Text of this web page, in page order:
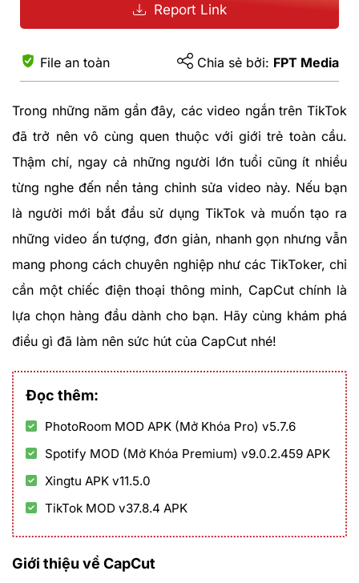
Report Link
File an toàn Chia sẻ bởi: FPT Media
Trong những năm gần đây, các video ngắn trên TikTok
đã trở nên vô cùng quen thuộc với giới trẻ toàn cầu.
Thậm chí, ngay cả những người lớn tuổi cũng ít nhiều
từng nghe đến nền tảng chỉnh sửa video này. Nếu bạn
là người mới bắt đầu sử dụng TikTok và muốn tạo ra
những video ấn tượng, đơn giản, nhanh gọn nhưng vẫn
mang phong cách chuyên nghiệp như các TikToker, chỉ
cần một chiếc điện thoại thông minh, CapCut chính là
lựa chọn hàng đầu dành cho bạn. Hãy cùng khám phá
điều gì đã làm nên sức hút của CapCut nhé!
Đọc thêm:
PhotoRoom MOD APK (Mở Khóa Pro) v5.7.6
Spotify MOD (Mở Khóa Premium) v9.0.2.459 APK
Xingtu APK v11.5.0
TikTok MOD v37.8.4 APK
Giới thiệu về CapCut